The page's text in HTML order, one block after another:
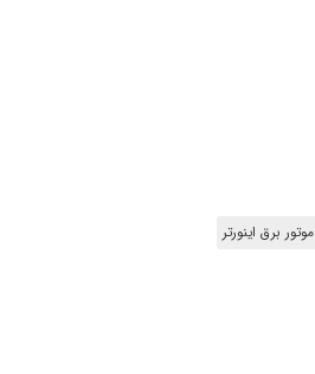
موتور برق اینورتر